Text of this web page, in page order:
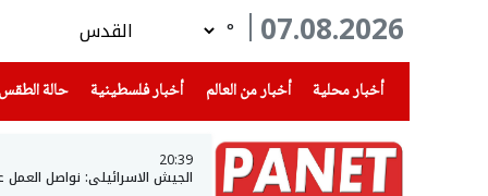
07.08.2026
°
أخبار محلية
(current) أخبار من العالم أخبار فلسطينية(current) حالة الطقس
20:39
الجيش الاسرائيلي: نواصل